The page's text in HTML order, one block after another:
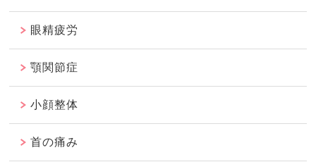
眼精疲労
顎関節症
小顔整体
首の痛み